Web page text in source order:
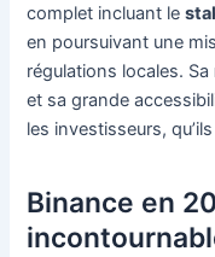
complet incluant le
en poursuivant une
régulations locales. Sa
et sa grande
les investisseurs,
Binance en